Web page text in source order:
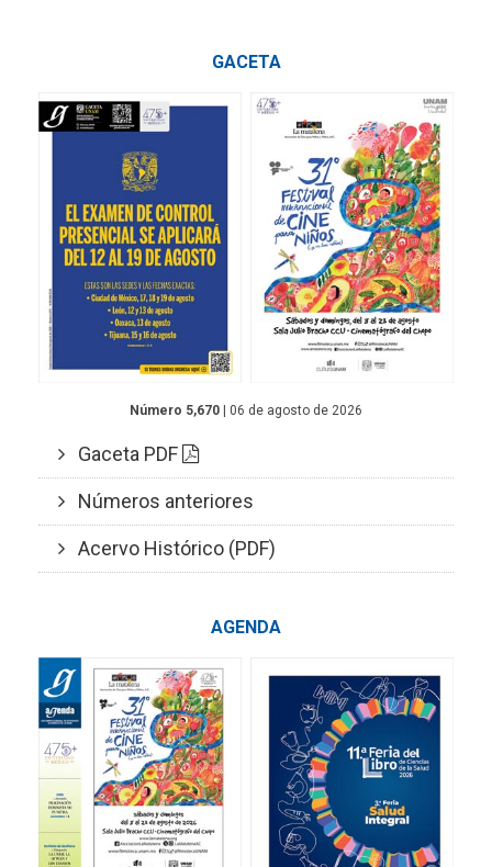
GACETA
Número 5,670 | 06 de agosto de 2026
Gaceta PDF
Números anteriores
Acervo Histórico (PDF)
AGENDA